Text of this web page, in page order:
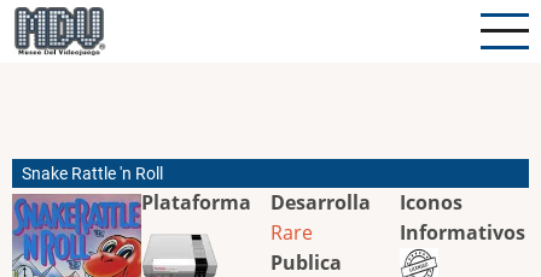
Pasar
al
Snake Rattle 'n Roll
Plataforma
Desarrolla
Rare
Publica
Iconos
Informativos